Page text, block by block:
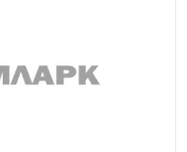
Недоступно